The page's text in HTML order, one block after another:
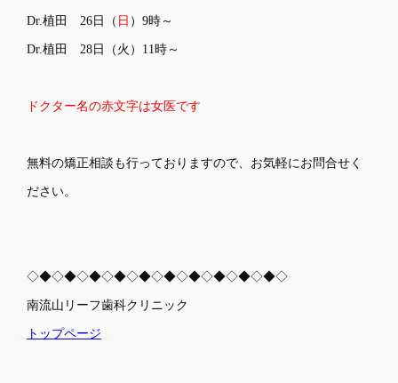
Dr.植田 26日（ 日 ）9時～
Dr.植田 28日（火）11時～
ドクター名の赤文字は女医です
無料の矯正相談も行っておりますので、お気軽にお問合せく
ださい。
◇◆◇◆◇◆◇◆◇◆◇◆◇◆◇◆◇◆◇◆◇
南流山リーフ歯科クリニック
トップページ